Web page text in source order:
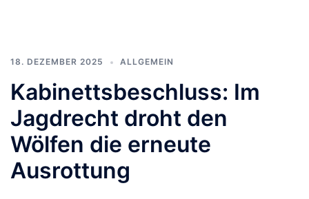
18. DEZEMBER 2025 ALLGEMEIN
Kabinettsbeschluss: Im
Jagdrecht droht den
Wölfen die erneute
Ausrottung